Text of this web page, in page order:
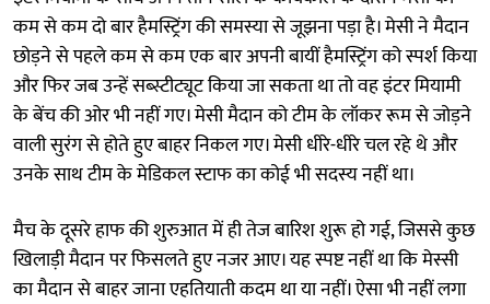
कम से कम दो बार हैमस्ट्रिंग की समस्या से जूझना पड़ा है। मेसी ने मैदान
छोड़ने से पहले कम से कम एक बार अपनी बायीं हैमस्ट्रिंग को स्पर्श किया
और फिर जब उन्हें सब्स्टीट्यूट किया जा सकता था तो वह इंटर मियामी
के बेंच की ओर भी नहीं गए। मेसी मैदान को टीम के लॉकर रूम से जोड़ने
वाली सुरंग से होते हुए बाहर निकल गए। मेसी धीरे-धीरे चल रहे थे और
उनके साथ टीम के मेडिकल स्टाफ का कोई भी सदस्य नहीं था।
मैच के दूसरे हाफ की शुरुआत में ही तेज बारिश शुरू हो गई, जिससे कुछ
खिलाड़ी मैदान पर फिसलते हुए नजर आए। यह स्पष्ट नहीं था कि मेस्सी
का मैदान से बाहर जाना एहतियाती कदम था या नहीं। ऐसा भी नहीं लगा